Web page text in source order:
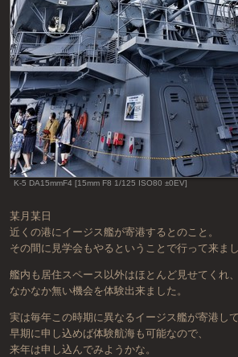
K-5 DA15mmF4 [15mm F8 1/125 ISO80 ±0EV]
某月某日
近くの港にイージス艦が寄港するとのこと。
その間に見学会もやるということで行って来まし
艦内も居住スペース以外はほとんど見せてくれ、
なかなか無い機会を体験出来ました。
実は毎年この時期に異なるイージス艦が寄港して
早期に申し込めば体験航海も可能なので、
来年は申し込んでみようかな。